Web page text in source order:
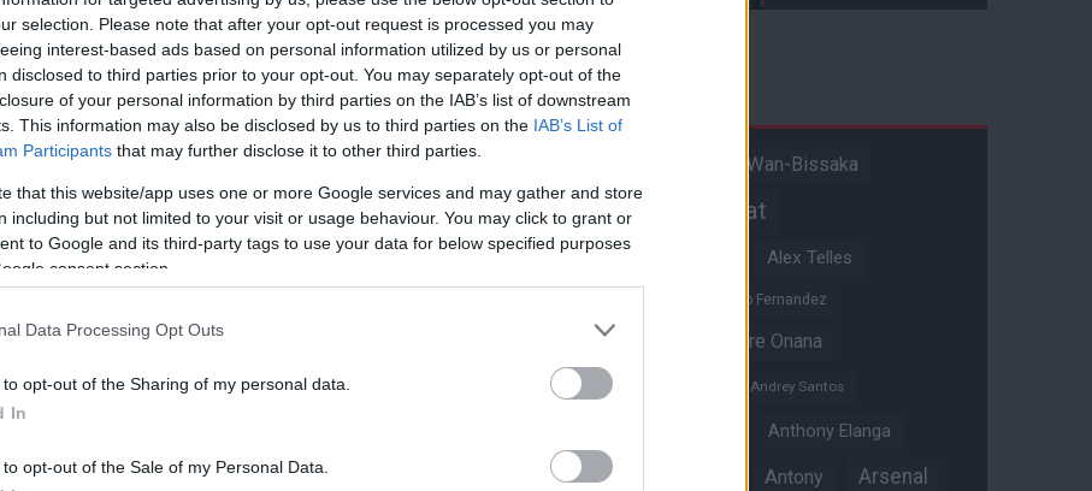
selection. Please note that after your opt-out request is processed you may
interest-based ads based on personal information utilized by us or personal
disclosed to third parties prior to your opt-out. You may separately opt-out of the
of your personal information by third parties on the IAB’s list of downstream
This information may also be disclosed by us to third parties on the IAB’s List of
Participants that may further disclose it to other third parties.
that this website/app uses one or more Google services and may gather and store
including but not limited to your visit or usage behaviour. You may click to grant or
to Google and its third-party tags to use your data for below specified purposes
consent section.
Data Processing Opt Outs
to opt-out of the Sharing of my personal data.
In
to opt-out of the Sale of my Personal Data.
Címkék
Aaron Wan-Bissaka
Akadémiai csapat
Alejandro Garnacho Alex Telles
Alvaro Fernandez
Amad Diallo
Andre Onana
Andreas Pereira
Andrey Santos
Anthony Elanga
Anthony Martial Antony Arsenal